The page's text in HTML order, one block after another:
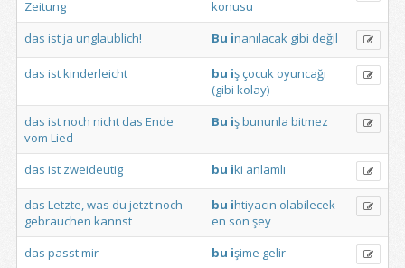
Zeitung
konusu
das istja unglaublich! Bu inanılacak gibi değil
das istkinderleicht bu iş çocuk oyuncağı
(gibi kolay)
das istnoch nicht das Ende
vom Lied
Bu işbununla bitmez
das ist zweideutig bu iki anlamlı
das Letzte,was du jetztnoch
gebrauchen kannst
bu ihtiyacın olabilecek
en son şey
das passtmir bu işime gelir